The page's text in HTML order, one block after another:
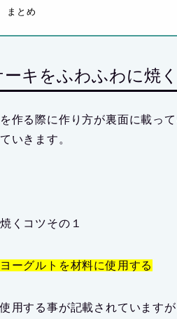
まとめ
キをふわふわに焼
作る際に作り方が裏面に載っ
いきます。
くコツその１
ーグルトを材料に使用する
用する事が記載されています